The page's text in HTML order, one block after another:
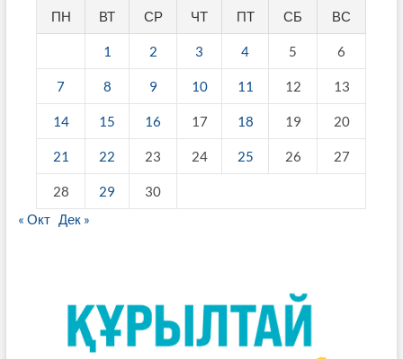
ПН ВТ СР ЧТ ПТ СБ ВС
1 2 3 4 5 6
7 8 9 10 11 12 13
14 15 16 17 18 19 20
21 22 23 24 25 26 27
28 29
30
« Окт Дек »